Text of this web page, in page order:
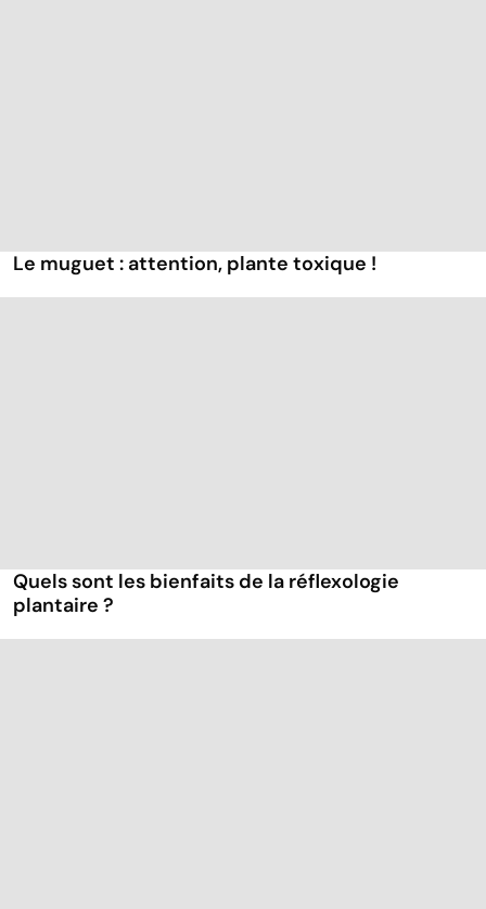
Le muguet : attention, plante toxique !
Quels sont les bienfaits de la réflexologie
plantaire ?